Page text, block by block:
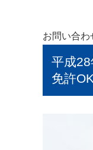
お問い合わ
平成
免許OK